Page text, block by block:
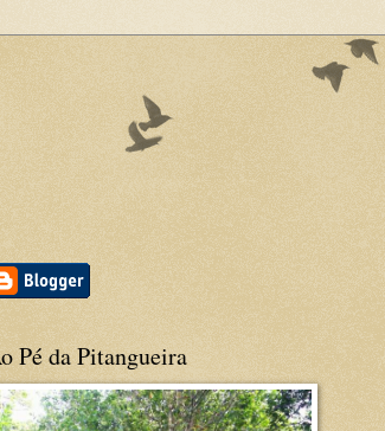
Pé da Pitangueira